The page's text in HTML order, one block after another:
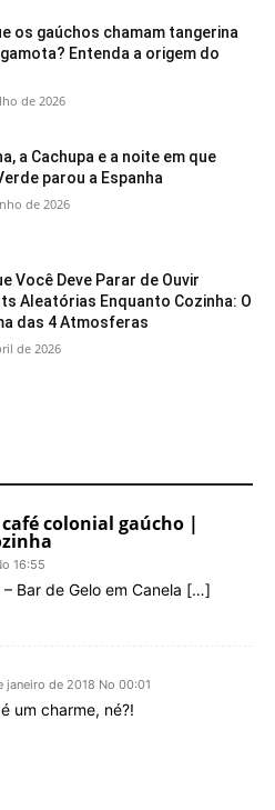
os gaúchos chamam tangerina
Entenda a origem do
de 2026
a Cachupa e a noite em que
parou a Espanha
de 2026
Você Deve Parar de Ouvir
Aleatórias Enquanto Cozinha: O
das 4 Atmosferas
de 2026
colonial gaúcho |
16:55
Bar de Gelo em Canela […]
janeiro de 2018 No 00:01
um charme, né?!